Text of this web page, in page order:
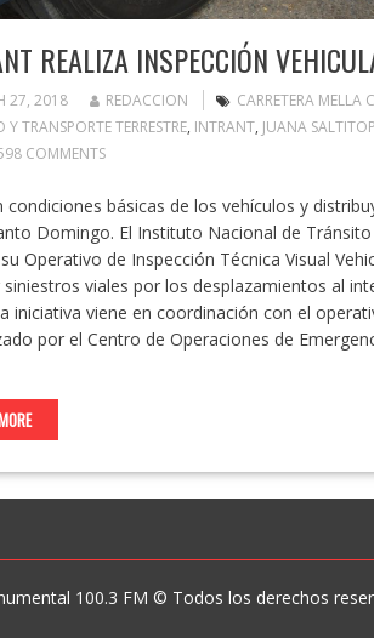
REALIZA INSPECCIÓN
27, 2018 REDACCION CARRETERA MELLA
Y TRANSPORTE TERRESTRE, INTRANT, JUANA
COMMENTS
condiciones básicas de los vehículos y
Domingo. El Instituto Nacional de
Operativo de Inspección Técnica Visual
siniestros viales por los desplazamientos al
iniciativa viene en coordinación con el
por el Centro de Operaciones de
100.3 FM © Todos los derechos